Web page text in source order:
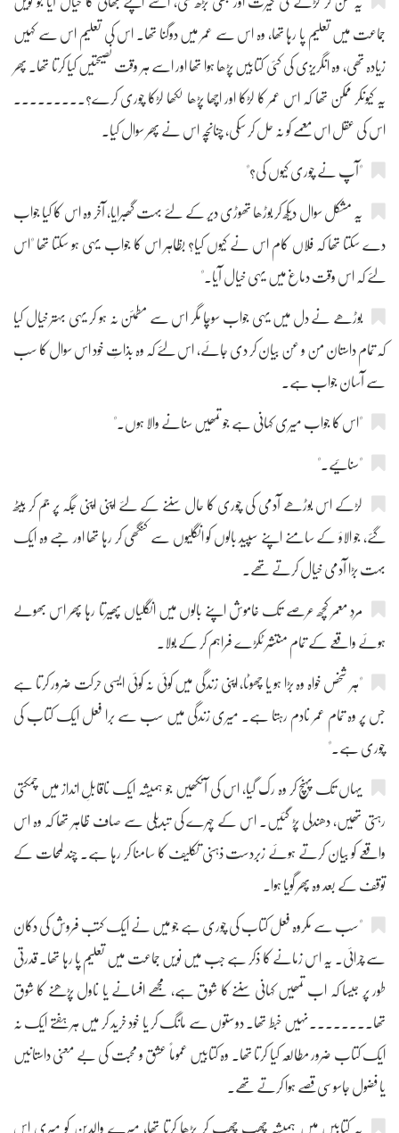
جماعت میں تعلیم پا رہا تھا، وہ اس سے عمر میں دوگنا تھا۔ اس کی تعلیم اس سے کہیں
زیادہ تھی، وہ انگریزی کی کئی کتابیں پڑھا ہوا تھا اور اسے ہر وقت نصیحتیں کیا کرتا تھا۔ پھر
یہ کیونکر ممکن تھا کہ اس عمر کا لڑکا اور اچھا پڑھا لکھا لڑکا چوری کرے؟۔۔۔۔۔۔۔۔۔
اس کی عقل اس معمے کو نہ حل کر سکی، چنانچہ اس نے پھر سوال کیا۔
"آپ نے چوری کیوں کی؟"
یہ مشکل سوال دیکھ کر بوڑھا تھوڑی دیر کے لئے بہت گھبرایا، آخر وہ اس کا کیا جواب
دے سکتا تھا کہ فلاں کام اس نے کیوں کیا؟ بظاہر اس کا جواب یہی ہو سکتا تھا "اس
لئے کہ اس وقت دماغ میں یہی خیال آیا۔"
بوڑھے نے دل میں یہی جواب سوچا مگر اس سے مطمئن نہ ہو کر یہی بہتر خیال کیا
کہ تمام داستان من و عن بیان کر دی جائے، اس لئے کہ وہ بذاتِ خود اس سوال کا سب
سے آسان جواب ہے۔
"اس کا جواب میری کہانی ہے جو تمھیں سنانے والا ہوں۔"
"سنائیے۔"
لڑکے اس بوڑھے آدمی کی چوری کا حال سننے کے لئے اپنی اپنی جگہ پر جم کر بیٹھ
گئے، جو الاؤ کے سامنے اپنے سپید بالوں کو انگلیوں سے کنگھی کر رہا تھا اور جسے وہ ایک
بہت بڑا آدمی خیال کرتے تھے۔
مردِ معمر کچھ عرصے تک خاموش اپنے بالوں میں انگلیاں پھیرتا رہا پھر اس بھولے
ہوئے واقعے کے تمام منتشر ٹکڑے فراہم کر کے بولا۔
"ہر شخص خواہ وہ بڑا ہو یا چھوٹا، اپنی زندگی میں کوئی نہ کوئی ایسی حرکت ضرور کرتا ہے
جس پر وہ تمام عمر نادم رہتا ہے۔ میری زندگی میں سب سے برا فعل ایک کتاب کی
چوری ہے۔"
یہاں تک پہنچ کر وہ رک گیا، اس کی آنکھیں جو ہمیشہ ایک ناقابلِ انداز میں چمکتی
رہتی تھیں، دھندلی پڑ گئیں۔ اس کے چہرے کی تبدیلی سے صاف ظاہر تھا کہ وہ اس
واقعے کو بیان کرتے ہوئے زبردست ذہنی تکلیف کا سامنا کر رہا ہے۔ چند لمحات کے
توقف کے بعد وہ پھر گویا ہوا۔
"سب سے مکروہ فعل کتاب کی چوری ہے جو میں نے ایک کتب فروش کی دکان
سے چرائی۔ یہ اس زمانے کا ذکر ہے جب میں نویں جماعت میں تعلیم پا رہا تھا۔ قدرتی
طور پر جیسا کہ اب تمھیں کہانی سننے کا شوق ہے، مجھے افسانے یا ناول پڑھنے کا شوق
تھا۔۔۔۔۔۔۔۔نہیں خبط تھا۔ دوستوں سے مانگ کر یا خود خرید کر میں ہر ہفتے ایک نہ
ایک کتاب ضرور مطالعہ کیا کرتا تھا۔ وہ کتابیں عموماً عشق و محبت کی بے معنی داستانیں
یا فضول جاسوسی قصے ہوا کرتے تھے۔
یہ کتابیں میں ہمیشہ چھپ چھپ کر پڑھا کرتا تھا، میرے والدین کو میری اس